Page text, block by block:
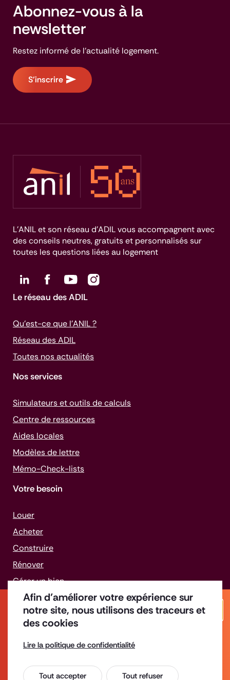
Afin d’améliorer votre expérience sur
notre site, nous utilisons des traceurs et
des cookies
Lire la politique de confidentialité
Tout accepter Tout refuser
Fermeture estivale
Les bureaux de l'ADIL93 seront fermés du
Abonnez-vous à la
newsletter
Restez informé de l'actualité logement.
S'inscrire
L’ANIL et son réseau d’ADIL vous accompagnent avec
des conseils neutres, gratuits et personnalisés sur
toutes les questions liées au logement
Le réseau des ADIL
Qu’est-ce que l’ANIL ?
Réseau des ADIL
Toutes nos actualités
Nos services
Simulateurs et outils de calculs
Centre de ressources
Aides locales
Modèles de lettre
Mémo-Check-lists
Votre besoin
Louer
Acheter
Construire
Rénover
Gérer un bien
Faire face aux difficultés
Enquête de satisfaction
Espace Presse